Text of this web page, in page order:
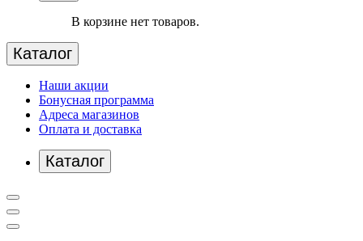
В корзине нет товаров.
Каталог
Наши акции
Бонусная программа
Адреса магазинов
Оплата и доставка
Каталог